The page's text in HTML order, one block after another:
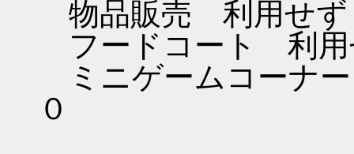
物品販売 利用せず
フードコート 利用
ミニゲームコーナ
０